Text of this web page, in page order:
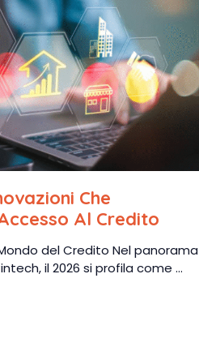
Che
Al Credito
del Credito Nel panorama
il 2026 si profila come ...